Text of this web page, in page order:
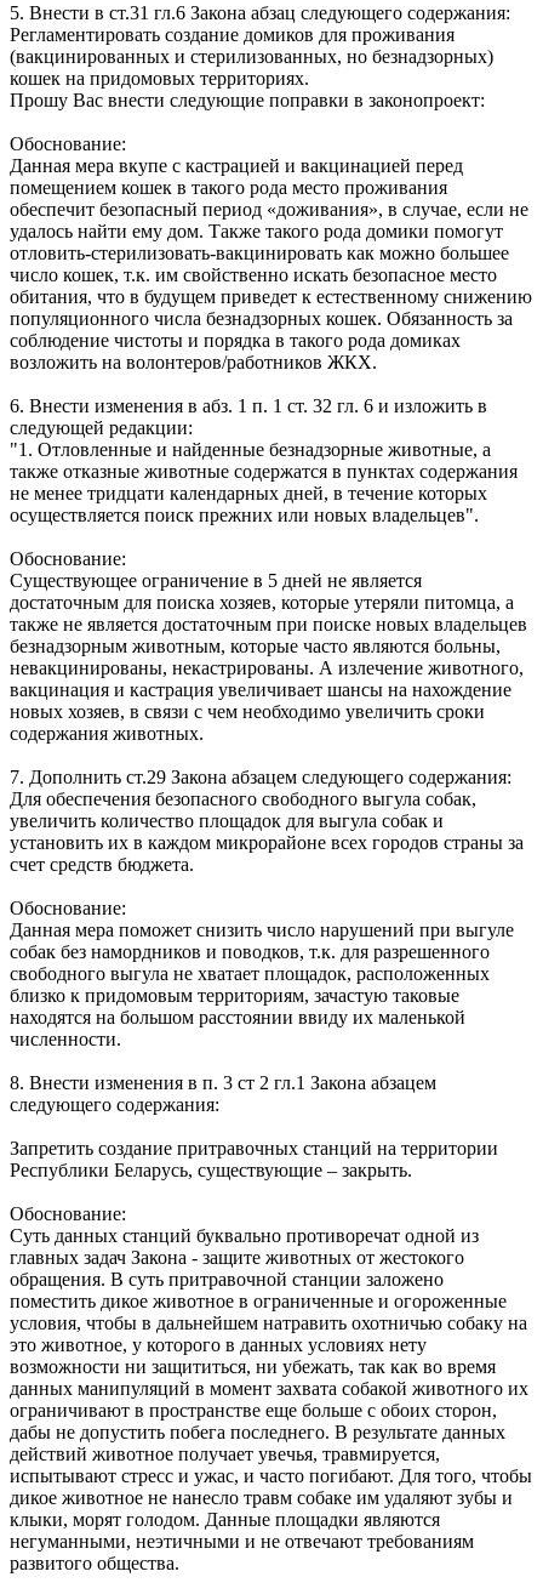
5. Внести в ст.31 гл.6 Закона абзац следующего содержания:
Регламентировать создание домиков для проживания
(вакцинированных и стерилизованных, но безнадзорных)
кошек на придомовых территориях.
Прошу Вас внести следующие поправки в законопроект:
Обоснование:
Данная мера вкупе с кастрацией и вакцинацией перед
помещением кошек в такого рода место проживания
обеспечит безопасный период «доживания», в случае, если не
удалось найти ему дом. Также такого рода домики помогут
отловить-стерилизовать-вакцинировать как можно большее
число кошек, т.к. им свойственно искать безопасное место
обитания, что в будущем приведет к естественному снижению
популяционного числа безнадзорных кошек. Обязанность за
соблюдение чистоты и порядка в такого рода домиках
возложить на волонтеров/работников ЖКХ.
6. Внести изменения в абз. 1 п. 1 ст. 32 гл. 6 и изложить в
следующей редакции:
"1. Отловленные и найденные безнадзорные животные, а
также отказные животные содержатся в пунктах содержания
не менее тридцати календарных дней, в течение которых
осуществляется поиск прежних или новых владельцев".
Обоснование:
Существующее ограничение в 5 дней не является
достаточным для поиска хозяев, которые утеряли питомца, а
также не является достаточным при поиске новых владельцев
безнадзорным животным, которые часто являются больны,
невакцинированы, некастрированы. А излечение животного,
вакцинация и кастрация увеличивает шансы на нахождение
новых хозяев, в связи с чем необходимо увеличить сроки
содержания животных.
7. Дополнить ст.29 Закона абзацем следующего содержания:
Для обеспечения безопасного свободного выгула собак,
увеличить количество площадок для выгула собак и
установить их в каждом микрорайоне всех городов страны за
счет средств бюджета.
Обоснование:
Данная мера поможет снизить число нарушений при выгуле
собак без намордников и поводков, т.к. для разрешенного
свободного выгула не хватает площадок, расположенных
близко к придомовым территориям, зачастую таковые
находятся на большом расстоянии ввиду их маленькой
численности.
8. Внести изменения в п. 3 ст 2 гл.1 Закона абзацем
следующего содержания:
Запретить создание притравочных станций на территории
Республики Беларусь, существующие – закрыть.
Обоснование:
Суть данных станций буквально противоречат одной из
главных задач Закона - защите животных от жестокого
обращения. В суть притравочной станции заложено
поместить дикое животное в ограниченные и огороженные
условия, чтобы в дальнейшем натравить охотничью собаку на
это животное, у которого в данных условиях нету
возможности ни защититься, ни убежать, так как во время
данных манипуляций в момент захвата собакой животного их
ограничивают в пространстве еще больше с обоих сторон,
дабы не допустить побега последнего. В результате данных
действий животное получает увечья, травмируется,
испытывают стресс и ужас, и часто погибают. Для того, чтобы
дикое животное не нанесло травм собаке им удаляют зубы и
клыки, морят голодом. Данные площадки являются
негуманными, неэтичными и не отвечают требованиям
развитого общества.